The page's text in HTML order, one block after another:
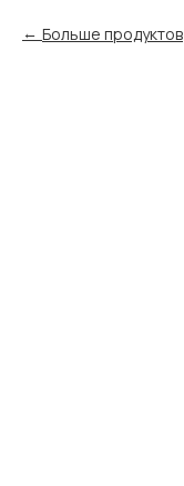
Больше продуктов